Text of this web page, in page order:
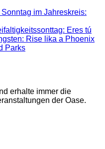
im Jahreskreis:
Eres tú
Rise lika a Phoenix
Parks
erhalte immer die
der Oase.